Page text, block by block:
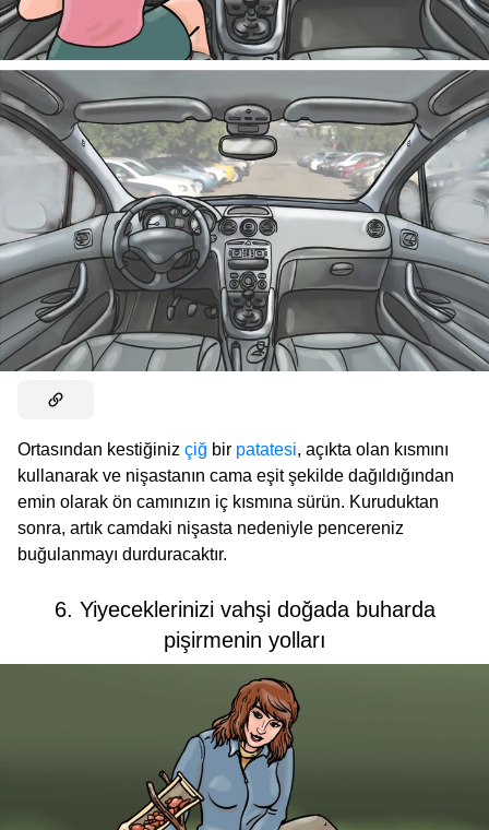
Ortasından kestiğiniz çiğ bir patatesi, açıkta olan kısmını
kullanarak ve nişastanın cama eşit şekilde dağıldığından
emin olarak ön camınızın iç kısmına sürün. Kuruduktan
sonra, artık camdaki nişasta nedeniyle pencereniz
buğulanmayı durduracaktır.
6. Yiyeceklerinizi vahşi doğada buharda
pişirmenin yolları